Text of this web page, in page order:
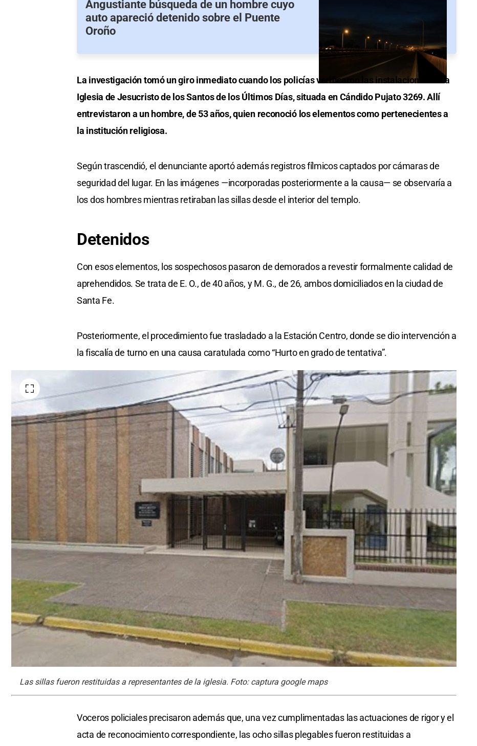
Angustiante búsqueda de un hombre cuyo
auto apareció detenido sobre el Puente
Oroño
La investigación tomó un giro inmediato cuando los policías verificaron las instalaciones de la
Iglesia de Jesucristo de los Santos de los Últimos Días, situada en Cándido Pujato 3269. Allí
entrevistaron a un hombre, de 53 años, quien reconoció los elementos como pertenecientes a
la institución religiosa.
Según trascendió, el denunciante aportó además registros fílmicos captados por cámaras de
seguridad del lugar. En las imágenes —incorporadas posteriormente a la causa— se observaría a
los dos hombres mientras retiraban las sillas desde el interior del templo.
Detenidos
Con esos elementos, los sospechosos pasaron de demorados a revestir formalmente calidad de
aprehendidos. Se trata de E. O., de 40 años, y M. G., de 26, ambos domiciliados en la ciudad de
Santa Fe.
Posteriormente, el procedimiento fue trasladado a la Estación Centro, donde se dio intervención a
la fiscalía de turno en una causa caratulada como “Hurto en grado de tentativa”.
Las sillas fueron restituidas a representantes de la iglesia. Foto: captura google maps
Voceros policiales precisaron además que, una vez cumplimentadas las actuaciones de rigor y el
acta de reconocimiento correspondiente, las ocho sillas plegables fueron restituidas a